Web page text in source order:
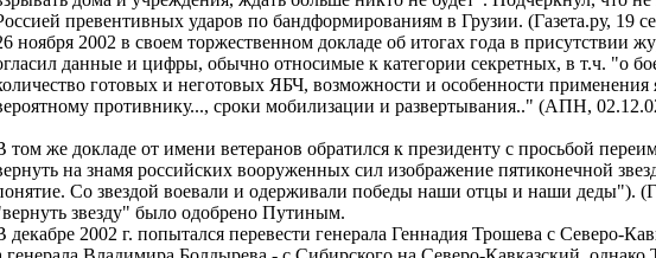
превентивных ударов по бандформированиям в Грузии. (Газета.ру,
ноября 2002 в своем торжественном докладе об итогах года в присутствии
данные и цифры, обычно относимые к категории секретных, в т.ч. "о
готовых и неготовых ЯБЧ, возможности и особенности
противнику..., сроки мобилизации и развертывания.." (АПН,
том же докладе от имени ветеранов обратился к президенту с просьбой
на знамя российских вооруженных сил изображение пятиконечной
Со звездой воевали и одерживали победы наши отцы и наши деды").
звезду" было одобрено Путиным.
декабре 2002 г. попытался перевести генерала Геннадия Трошева с Северо-